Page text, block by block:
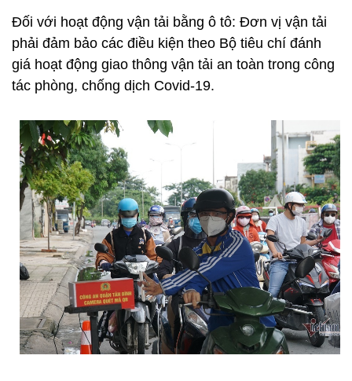
Đối với hoạt động vận tải bằng ô tô: Đơn vị vận tải
phải đảm bảo các điều kiện theo Bộ tiêu chí đánh
giá hoạt động giao thông vận tải an toàn trong công
tác phòng, chống dịch Covid-19.